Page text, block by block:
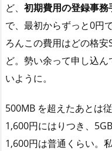
ど、 初期費用の登録事務
で、最初からずっと0円
ろんこの費用はどの格
ど。勢い余って申し込
いように。
500MB を超えたあとは
1,600円にはりつき、
1,600円は普通くらい。